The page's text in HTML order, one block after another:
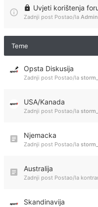
Uvjeti korištenja
Zadnji post Postao/la Admin
Teme
Opsta Diskusija
Zadnji post Postao/la
USA/Kanada
Zadnji post Postao/la
Njemacka
Zadnji post Postao/la
Australija
Zadnji post Postao/la
Skandinavija